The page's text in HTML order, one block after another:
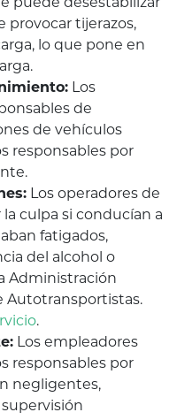
puede desestabilizar
provocar tijerazos,
lo que pone en
Los
de
de vehículos
responsables por
Los operadores de
culpa si conducían a
fatigados,
del alcohol o
Administración
Autotransportistas.
.
Los empleadores
responsables por
negligentes,